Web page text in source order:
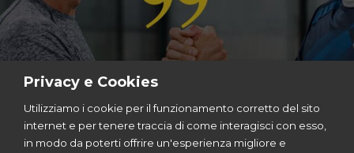
© 2023I-Sports| Via Vincenzo Viviani, 8 | 20124
Privacy e Cookies
Utilizziamo i cookie per il funzionamento corretto del sito
internet e per tenere traccia di come interagisci con esso,
in modo da poterti offrire un'esperienza migliore e